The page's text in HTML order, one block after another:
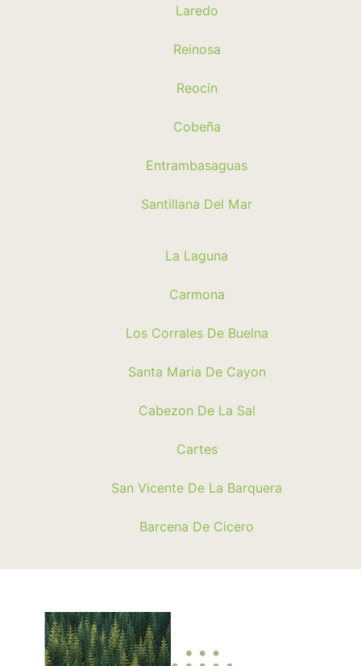
Laredo
Reinosa
Reocin
Cobeña
Entrambasaguas
Santillana Del Mar
La Laguna
Carmona
Los Corrales De Buelna
Santa Maria De Cayon
Cabezon De La Sal
Cartes
San Vicente De La Barquera
Barcena De Cicero